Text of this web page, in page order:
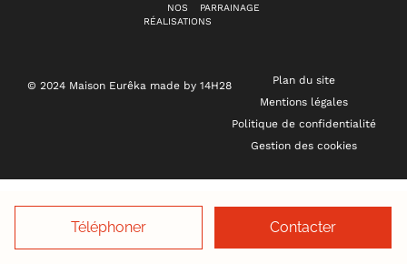
Téléphoner Contacter
NOS
RÉALISATIONS
PARRAINAGE
© 2024 Maison Eurêka made by 14H28
Plan du site
Mentions légales
Politique de confidentialité
Gestion des cookies